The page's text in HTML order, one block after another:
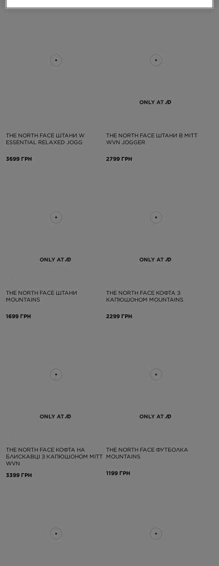
THE NORTH FACE ШТАНИ W
ESSENTIAL RELAXED JOGG
3699 ГРН
ONLY AT
THE NORTH FACE ШТАНИ B MITT
WVN JOGGER
2799 ГРН
ONLY AT
THE NORTH FACE ШТАНИ
MOUNTAINS
1699 ГРН
ONLY AT
THE NORTH FACE КОФТА З
КАПЮШОНОМ MOUNTAINS
2299 ГРН
ONLY AT
THE NORTH FACE КОФТА НА
БЛИСКАВЦІ З КАПЮШОНОМ MITT
WVN
3399 ГРН
ONLY AT
THE NORTH FACE ФУТБОЛКА
MOUNTAINS
1199 ГРН